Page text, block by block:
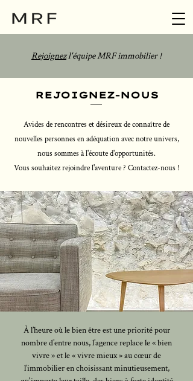
Rejoignezl'équipe MRF immobilier !
REJOIGNEZ-NOUS
Avides de rencontres et désireux de connaître de
nouvelles personnes en adéquation avec notre univers,
nous sommes à l'écoute d'opportunités.
Vous souhaitez rejoindre l'aventure ? Contactez-nous !
À l’heure où le bien être est une priorité pour
nombre d’entre nous, l’agence replace le « bien
vivre » et le « vivre mieux » au cœur de
l’immobilier en choisissant minutieusement,